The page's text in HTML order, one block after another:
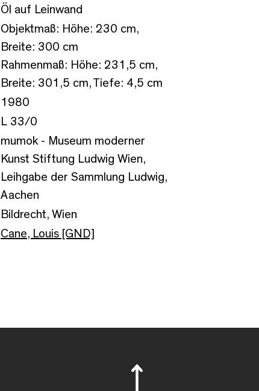
Öl auf Leinwand
Objektmaß: Höhe: 230 cm,
Breite: 300 cm
Rahmenmaß: Höhe: 231,5 cm,
Breite: 301,5 cm, Tiefe: 4,5 cm
1980
L 33/0
mumok - Museum moderner
Kunst Stiftung Ludwig Wien,
Leihgabe der Sammlung Ludwig,
Aachen
Bildrecht, Wien
Cane, Louis [GND]